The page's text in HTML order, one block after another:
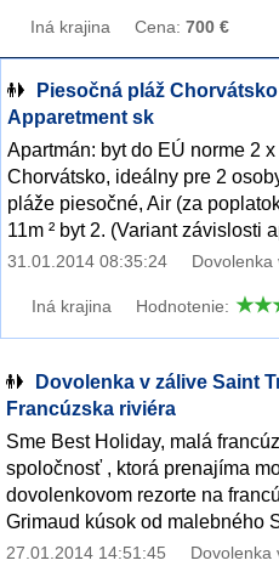
Iná krajina Cena: 700 €
Piesočná pláž
Apparetment sk
Apartmán: byt do EÚ norme 2
Chorvátsko, ideálny pre 2
pláže piesočné, Air (za
11m ² byt 2. (Variant závislosti
31.01.2014 08:35:24
Iná krajina Hodnotenie:
Dovolenka v zálive Saint
Francúzska riviéra
Sme Best Holiday, malá
spoločnosť , ktorá prenajíma
dovolenkovom rezorte na
Grimaud kúsok od malebného
27.01.2014 14:51:45 Dovolenka